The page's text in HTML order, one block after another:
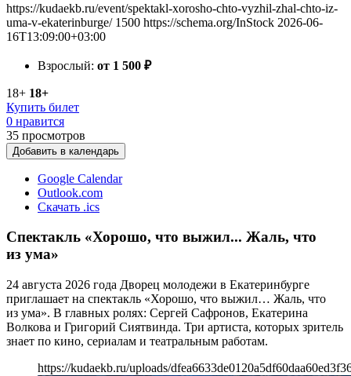
https://kudaekb.ru/event/spektakl-xorosho-chto-vyzhil-zhal-chto-iz-
uma-v-ekaterinburge/ 1500 https://schema.org/InStock 2026-06-
16T13:09:00+03:00
Взрослый: от 1 500 ₽
18+ 18+
Купить билет
0 нравится
35 просмотров
Добавить в календарь
Google Calendar
Outlook.com
Скачать .ics
Спектакль «Хорошо, что выжил... Жаль, что
из ума»
24 августа 2026 года Дворец молодежи в Екатеринбурге
приглашает на спектакль «Хорошо, что выжил… Жаль, что
из ума». В главных ролях: Сергей Сафронов, Екатерина
Волкова и Григорий Сиятвинда. Три артиста, которых зритель
знает по кино, сериалам и театральным работам.
https://kudaekb.ru/uploads/